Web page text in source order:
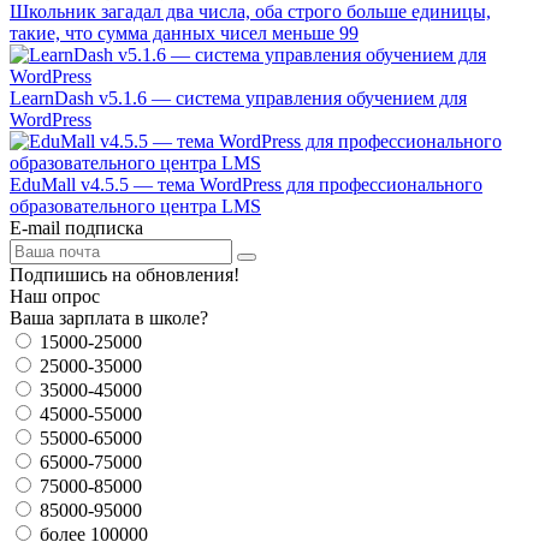
Школьник загадал два числа, оба строго больше единицы,
такие, что сумма данных чисел меньше 99
LearnDash v5.1.6 — система управления обучением для
WordPress
EduMall v4.5.5 — тема WordPress для профессионального
образовательного центра LMS
E-mail подписка
Подпишись на обновления!
Наш опрос
Ваша зарплата в школе?
15000-25000
25000-35000
35000-45000
45000-55000
55000-65000
65000-75000
75000-85000
85000-95000
более 100000